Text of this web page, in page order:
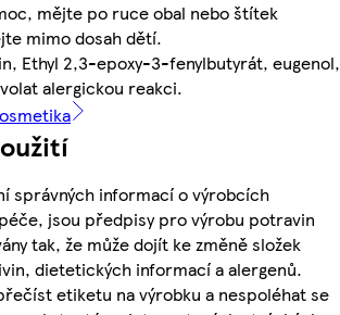
mějte po ruce obal nebo štítek
mimo dosah dětí.
Ethyl 2,3-epoxy-3-fenylbutyrát, eugenol,
alergickou reakci.
správných informací o výrobcích
jsou předpisy pro výrobu potravin
tak, že může dojít ke změně složek
dietetických informací a alergenů.
etiketu na výrobku a nespoléhat se